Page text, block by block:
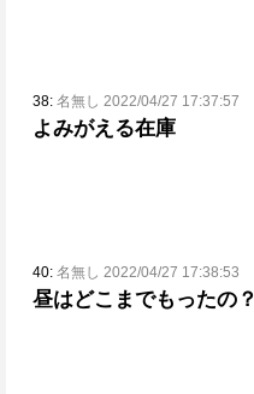
38: 名無し 2022/04/27 17:37:57
よみがえる在庫
40: 名無し 2022/04/27 17:38:53
昼はどこまでもったの？